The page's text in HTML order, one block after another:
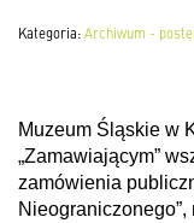
Kategoria:Archiwum -
Muzeum Śląskie w
„Zamawiającym”
zamówienia